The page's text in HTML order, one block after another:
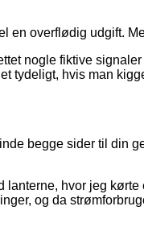
en overflødig udgift.
nogle fiktive
tydeligt, hvis man
begge sider til din
hvor jeg
og da